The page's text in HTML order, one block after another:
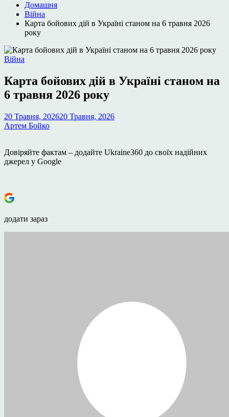
Домашня
Війна
Карта бойових дій в Україні станом на 6 травня 2026
року
Опублікувати
Війна
Карта бойових дій в Україні станом на
6 травня 2026 року
20 Травня, 202620 Травня, 2026
Артем Бойко
Довіряйте фактам – додайте Ukraine360 до своїх надійних
джерел у Google
додати зараз